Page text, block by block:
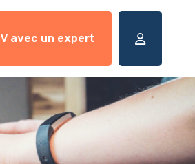
avec un expert